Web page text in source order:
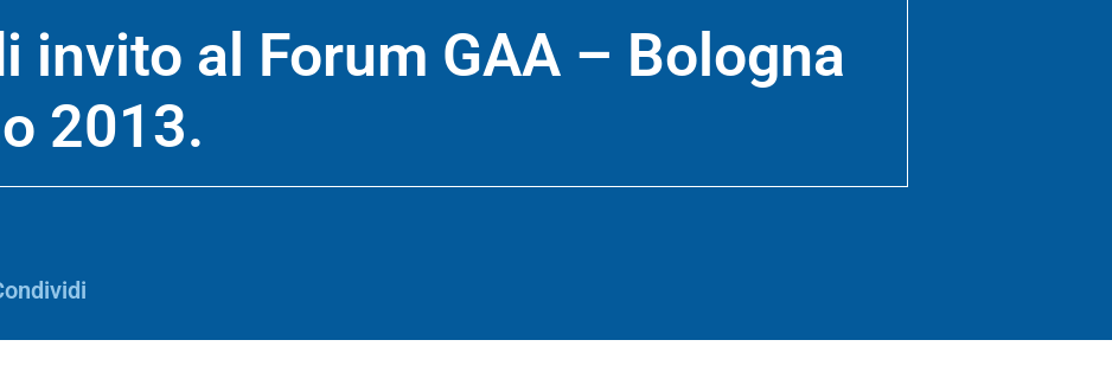
invito al Forum GAA – Bologna
2013.